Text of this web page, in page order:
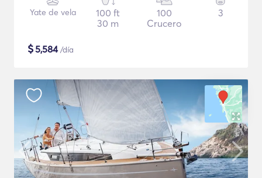
Yate de vela
100 ft
30 m
100
Crucero
3
$5,584/día